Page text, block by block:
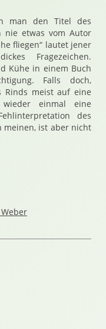
man den Titel des
nie etwas vom Autor
fliegen“ lautet jener
Fragezeichen.
Kühe in einem Buch
Falls doch,
Rinds meist auf eine
einmal eine
des
meinen, ist aber nicht